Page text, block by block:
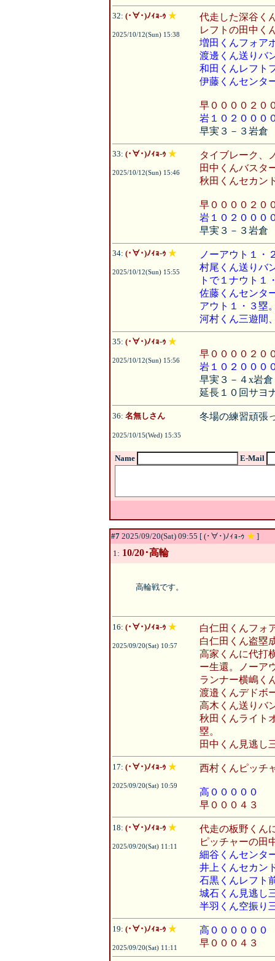
32: (･∀･)ﾉｨｮ-ｩ ★
2025/10/12(Sun) 15:38
代走した深谷く
レフトの田中く
増田くんフォア
渡邊くん送りバ
和田くんレフト
伊藤くんセンタ
早００００２０
岩１０２０００
早実３－３岩倉
33: (･∀･)ﾉｨｮ-ｩ ★
2025/10/12(Sun) 15:46
タイブレーク、
田中くんバスタ
秋田くんセカン
早００００２０
岩１０２０００
早実３－３岩倉
34: (･∀･)ﾉｨｮ-ｩ ★
2025/10/12(Sun) 15:55
ノーアウト１・
村尾くん送りバ
トで１ナウト１
佐藤くんセンタ
アウト１・３塁
河村くん三遊間
35: (･∀･)ﾉｨｮ-ｩ ★
2025/10/12(Sun) 15:56
早００００２０
岩１０２０００
早実３－４x岩倉
延長１０回サヨ
36: 名無しさん
2025/10/15(Wed) 15:35
冬場の練習頑張
Name E-Mail
#7 2025/09/20(Sat) 09:55 [ (･∀･)ﾉｨｮ-ｩ ★ ]
1: 10/20･高輪
高輪戦です。
16: (･∀･)ﾉｨｮ-ｩ ★
2025/09/20(Sat) 10:57
白仁田くんフォ
白仁田くん盗塁
高家くんに代打
ー生還。ノーア
ランナー横嶋く
渡邉くんデドボ
高木くん送りバ
秋田くんライト
塁。
田中くん見逃し
17: (･∀･)ﾉｨｮ-ｩ ★
2025/09/20(Sat) 10:59
西村くんピッチ
高０００００
早０００４３
18: (･∀･)ﾉｨｮ-ｩ ★
2025/09/20(Sat) 11:11
代走の板野くん
ピッチャーの田
細谷くんセンタ
井上くんセカン
石黒くんレフト
城石くん見逃し
半羽くん空振り
19: (･∀･)ﾉｨｮ-ｩ ★
2025/09/20(Sat) 11:11
高００００００
早０００４３